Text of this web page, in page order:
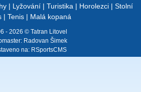
| Lyžování | Turistika | Horolezci | Stolní
| Tenis| Malá kopaná
- 2026 © Tatran Litovel
Radovan Šimek
na: RSportsCMS